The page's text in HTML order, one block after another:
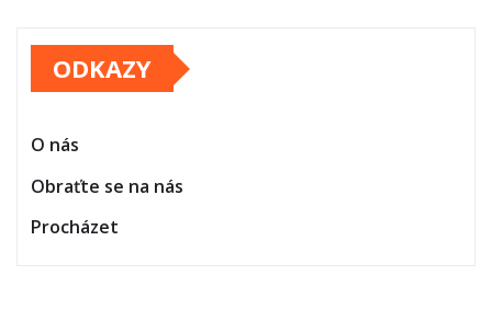
pagination
ODKAZY
O nás
Obraťte se na nás
Procházet